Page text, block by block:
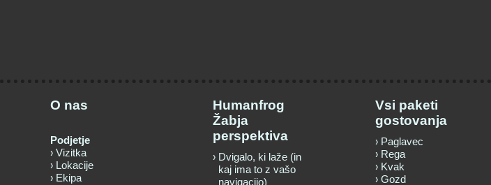
O nas
Podjetje
Vizitka
Lokacije
Ekipa
Humanfrog
Žabja
perspektiva
Dvigalo, ki laže (in
kaj ima to z vašo
navigacijo)
Vsi paketi
gostovanja
Paglavec
Rega
Kvak
Gozd